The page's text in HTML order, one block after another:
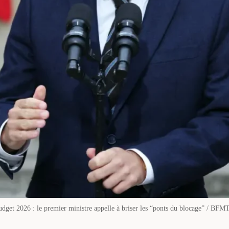
2026 : le premier ministre appelle à briser les “ponts du blocage” /